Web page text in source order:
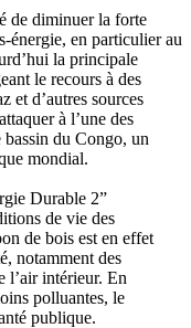
de diminuer la forte
énergie, en particulier au
la principale
le recours à des
et d’autres sources
à l’une des
bassin du Congo, un
mondial.
Durable 2”
de vie des
de bois est en effet
notamment des
l’air intérieur. En
polluantes, le
publique.